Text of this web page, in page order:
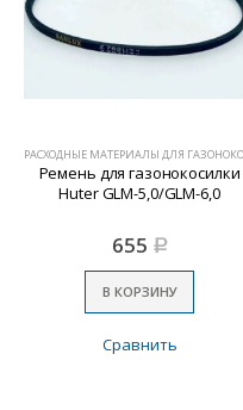
Ремень для газонокосилки
Huter GLM-5,0/GLM-6,0
655 Р
В КОРЗИНУ
Сравнить